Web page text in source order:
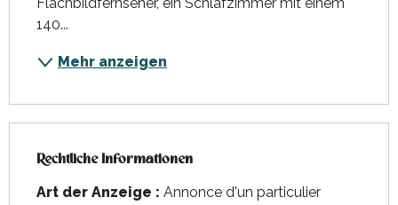
140...
Mehr anzeigen
Rechtliche Informationen
Rechtliche Informationen
Art der Anzeige : Annonce d'un particulier